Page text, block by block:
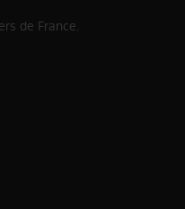
de France.